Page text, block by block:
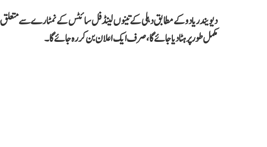
مکمل طور پر ہٹا دیا جائے گا، صرف ایک اعلان بن کر رہ جائے گا۔